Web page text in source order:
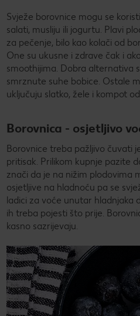
Svježe borovnice mogu se
salati, musliju ili jogurtu. Plavi
za pečenje, bilo kao kolači od
One su ukusne i zdrave čak i
smoothijima. Dobra alternativa
smrznute suhe bobice. Ostale
uključuju slatko, žele i kompot
Borovnica - osjetljivo
Borovnice treba pažljivo čuvati
pritisak. Prilikom kupnje pazite
znači da je na nižim plodovima
osjetljive na hladnoću pa se
ladici za voće unutar hladnjaka
ih treba pojesti što prije.
kasno sazrijevaju.